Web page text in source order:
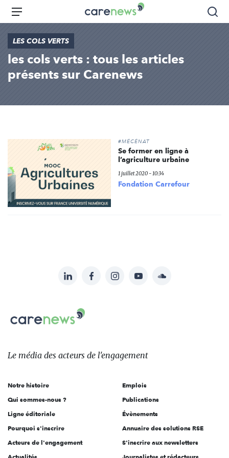
Aller
principal
Carenews,
Le
acteurs
de
l'engagement
Menu
LES COLS VERTS
les cols verts : tous les articles
présents sur Carenews
#MÉCÉNAT
Se former en ligne à
l’agriculture urbaine
1 juillet 2020 - 10:34
Fondation Carrefour
sur:
LinkedInFacebookInstagramYouTubeSoundcloud
Carenews,
Le
des
l'engagement
Le média des acteurs de l'engagement
Notre histoire
Qui sommes-nous ?
Ligne éditoriale
Pourquoi s'inscrire
Acteurs de l'engagement
Emplois
Publications
Évènements
Annuaire des solutions RSE
S'inscrire aux newsletters